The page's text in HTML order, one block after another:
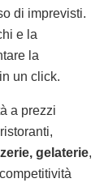
di imprevisti.
e la
la
in un click.
a prezzi
gelaterie,